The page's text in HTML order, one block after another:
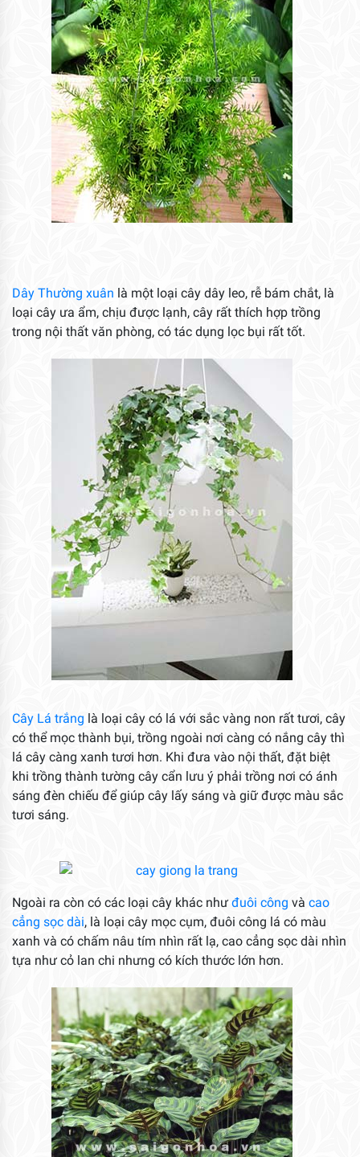
Dây Thường xuân là một loại cây dây leo, rễ bám chắt, là
loại cây ưa ẩm, chịu được lạnh, cây rất thích hợp trồng
trong nội thất văn phòng, có tác dụng lọc bụi rất tốt.
Cây Lá trắng là loại cây có lá với sắc vàng non rất tươi, cây
có thể mọc thành bụi, trồng ngoài nơi càng có nắng cây thì
lá cây càng xanh tươi hơn. Khi đưa vào nội thất, đặt biệt
khi trồng thành tường cây cẩn lưu ý phải trồng nơi có ánh
sáng đèn chiếu để giúp cây lấy sáng và giữ được màu sắc
tươi sáng.
Ngoài ra còn có các loại cây khác như đuôi công và cao
cẳng sọc dài, là loại cây mọc cụm, đuôi công lá có màu
xanh và có chấm nâu tím nhìn rất lạ, cao cẳng sọc dài nhìn
tựa như cỏ lan chi nhưng có kích thước lớn hơn.